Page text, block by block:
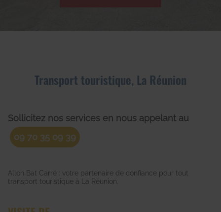
Transport touristique, La Réunion
Sollicitez nos services en nous appelant au
09 70 35 09 39
Allon Bat Carré : votre partenaire de confiance pour tout
transport touristique à La Réunion.